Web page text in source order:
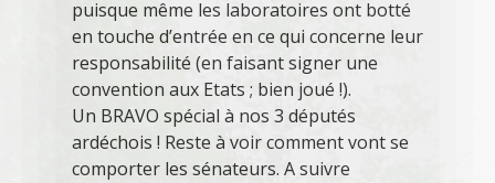
puisque même les laboratoires ont botté
en touche d’entrée en ce qui concerne leur
responsabilité (en faisant signer une
convention aux Etats ; bien joué !).
Un BRAVO spécial à nos 3 députés
ardéchois ! Reste à voir comment vont se
comporter les sénateurs. A suivre